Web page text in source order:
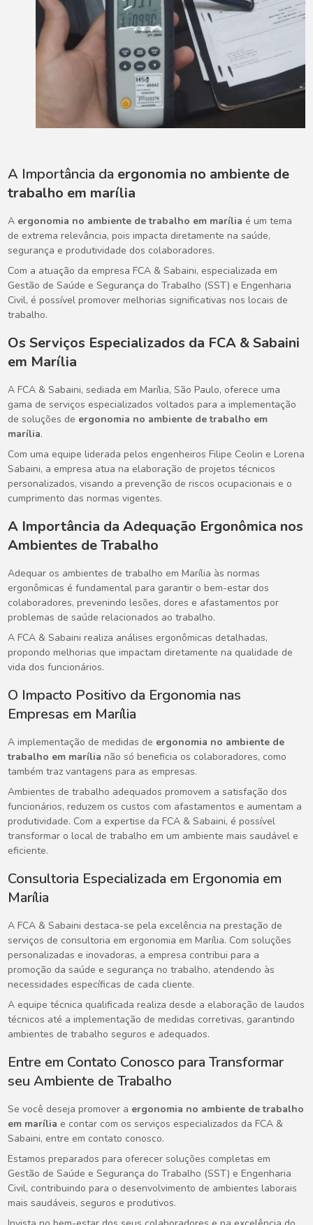
A Importância da ergonomia no ambiente de
trabalho em marília
A ergonomia no ambiente de trabalho em marília é um tema
de extrema relevância, pois impacta diretamente na saúde,
segurança e produtividade dos colaboradores.
Com a atuação da empresa FCA & Sabaini, especializada em
Gestão de Saúde e Segurança do Trabalho (SST) e Engenharia
Civil, é possível promover melhorias significativas nos locais de
trabalho.
Os Serviços Especializados da FCA & Sabaini
em Marília
A FCA & Sabaini, sediada em Marília, São Paulo, oferece uma
gama de serviços especializados voltados para a implementação
de soluções de ergonomia no ambiente de trabalho em
marília.
Com uma equipe liderada pelos engenheiros Filipe Ceolin e Lorena
Sabaini, a empresa atua na elaboração de projetos técnicos
personalizados, visando a prevenção de riscos ocupacionais e o
cumprimento das normas vigentes.
A Importância da Adequação Ergonômica nos
Ambientes de Trabalho
Adequar os ambientes de trabalho em Marília às normas
ergonômicas é fundamental para garantir o bem-estar dos
colaboradores, prevenindo lesões, dores e afastamentos por
problemas de saúde relacionados ao trabalho.
A FCA & Sabaini realiza análises ergonômicas detalhadas,
propondo melhorias que impactam diretamente na qualidade de
vida dos funcionários.
O Impacto Positivo da Ergonomia nas
Empresas em Marília
A implementação de medidas de ergonomia no ambiente de
trabalho em marília não só beneficia os colaboradores, como
também traz vantagens para as empresas.
Ambientes de trabalho adequados promovem a satisfação dos
funcionários, reduzem os custos com afastamentos e aumentam a
produtividade. Com a expertise da FCA & Sabaini, é possível
transformar o local de trabalho em um ambiente mais saudável e
eficiente.
Consultoria Especializada em Ergonomia em
Marília
A FCA & Sabaini destaca-se pela excelência na prestação de
serviços de consultoria em ergonomia em Marília. Com soluções
personalizadas e inovadoras, a empresa contribui para a
promoção da saúde e segurança no trabalho, atendendo às
necessidades específicas de cada cliente.
A equipe técnica qualificada realiza desde a elaboração de laudos
técnicos até a implementação de medidas corretivas, garantindo
ambientes de trabalho seguros e adequados.
Entre em Contato Conosco para Transformar
seu Ambiente de Trabalho
Se você deseja promover a ergonomia no ambiente de trabalho
em marília e contar com os serviços especializados da FCA &
Sabaini, entre em contato conosco.
Estamos preparados para oferecer soluções completas em
Gestão de Saúde e Segurança do Trabalho (SST) e Engenharia
Civil, contribuindo para o desenvolvimento de ambientes laborais
mais saudáveis, seguros e produtivos.